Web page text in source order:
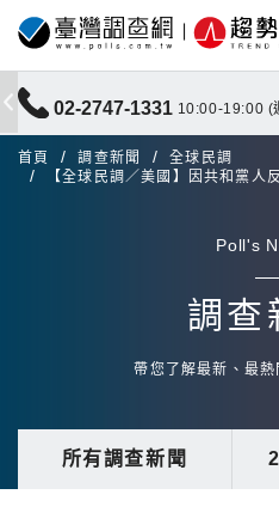
02-2747-1331 10:00-19:00 (
首頁 調查新聞
全球民調
【全球民調／美國】因共和黨
Poll's
調查
帶您了解最新、最熱
所有調查新聞